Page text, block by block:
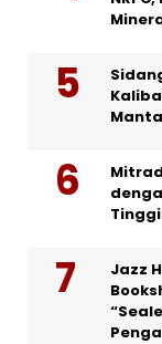
Jazz